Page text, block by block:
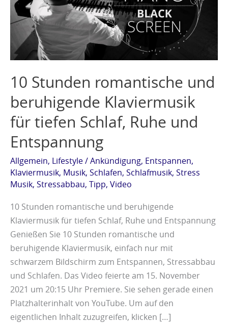
10 Stunden romantische und
beruhigende Klaviermusik
für tiefen Schlaf, Ruhe und
Entspannung
Allgemein, Lifestyle/Ankündigung, Entspannen,
Klaviermusik, Musik, Schlafen, Schlafmusik, Stress
Musik, Stressabbau, Tipp, Video
10 Stunden romantische und beruhigende
Klaviermusik für tiefen Schlaf, Ruhe und Entspannung
Genießen Sie 10 Stunden romantische und
beruhigende Klaviermusik, einfach nur mit
schwarzem Bildschirm zum Entspannen, Stressabbau
und Schlafen. Das Video feierte am 15. November
2021 um 20:15 Uhr Premiere. Sie sehen gerade einen
Platzhalterinhalt von YouTube. Um auf den
eigentlichen Inhalt zuzugreifen, klicken […]
beruhigende
Klaviermusik
tiefen
Ruhe
und
Entspannung